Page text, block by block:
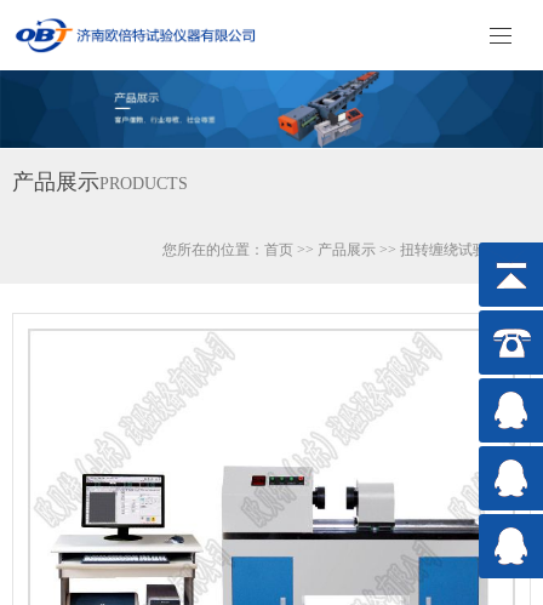
产品展示PRODUCTS
您所在的位置： 首页 >> 产品展示 >> 扭转缠绕试验机系列